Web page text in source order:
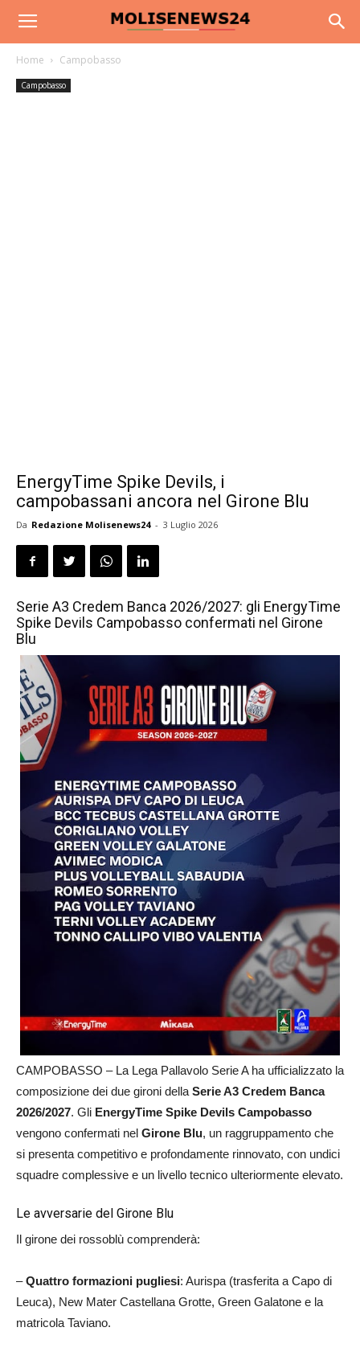
Home Campobasso
Campobasso
EnergyTime Spike Devils, i
campobassani ancora nel Girone Blu
Da Redazione Molisenews24 - 3 Luglio 2026
Serie A3 Credem Banca 2026/2027: gli EnergyTime
Spike Devils Campobasso confermati nel Girone
Blu
CAMPOBASSO – La Lega Pallavolo Serie A ha ufficializzato la
composizione dei due gironi della Serie A3 Credem Banca
2026/2027. Gli EnergyTime Spike Devils Campobasso
vengono confermati nel Girone Blu, un raggruppamento che
si presenta competitivo e profondamente rinnovato, con undici
squadre complessive e un livello tecnico ulteriormente elevato.
Le avversarie del Girone Blu
Il girone dei rossoblù comprenderà:
–Quattro formazioni pugliesi: Aurispa (trasferita a Capo di
Leuca), New Mater Castellana Grotte, Green Galatone e la
matricola Taviano.